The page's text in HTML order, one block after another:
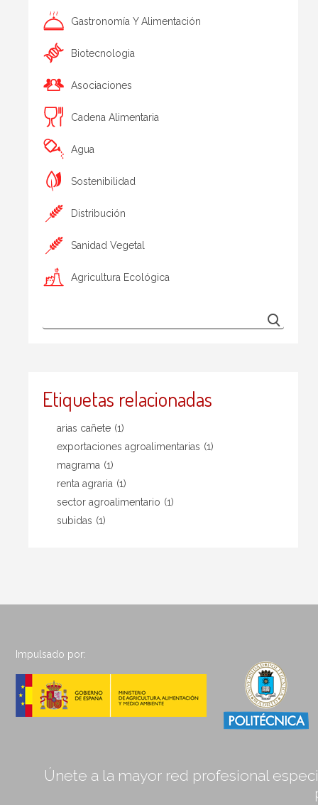
Gastronomía Y Alimentación
Biotecnologia
Asociaciones
Cadena Alimentaria
Agua
Sostenibilidad
Distribución
Sanidad Vegetal
Agricultura Ecológica
Etiquetas relacionadas
arias cañete (1)
exportaciones agroalimentarias (1)
magrama (1)
renta agraria (1)
sector agroalimentario (1)
subidas (1)
Impulsado por:
Únete a la mayor red profesional